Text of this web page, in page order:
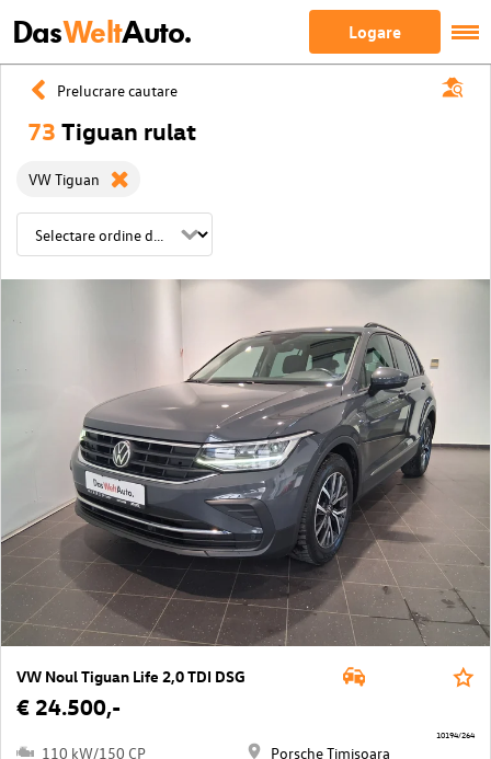
DasWeltAuto. Logare
Prelucrare cautare
73 Tiguan rulat
VW Tiguan
VW Noul Tiguan Life 2,0 TDI DSG
€ 24.500,-
110 kW/150 CP
Porsche Timisoara
10194/264